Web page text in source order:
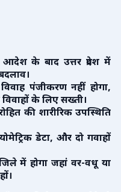
आदेश के बाद उत्तर प्रदेश में
पंजीकरण नहीं होगा,
के लिए सख्ती।
की शारीरिक उपस्थिति
डेटा, और दो गवाहों
में होगा जहां वर-वधू या